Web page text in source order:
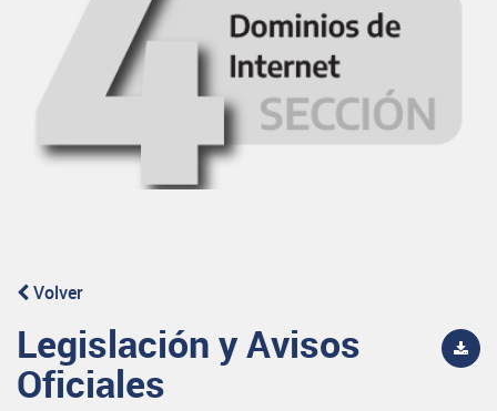
Volver
Legislación y Avisos
Oficiales